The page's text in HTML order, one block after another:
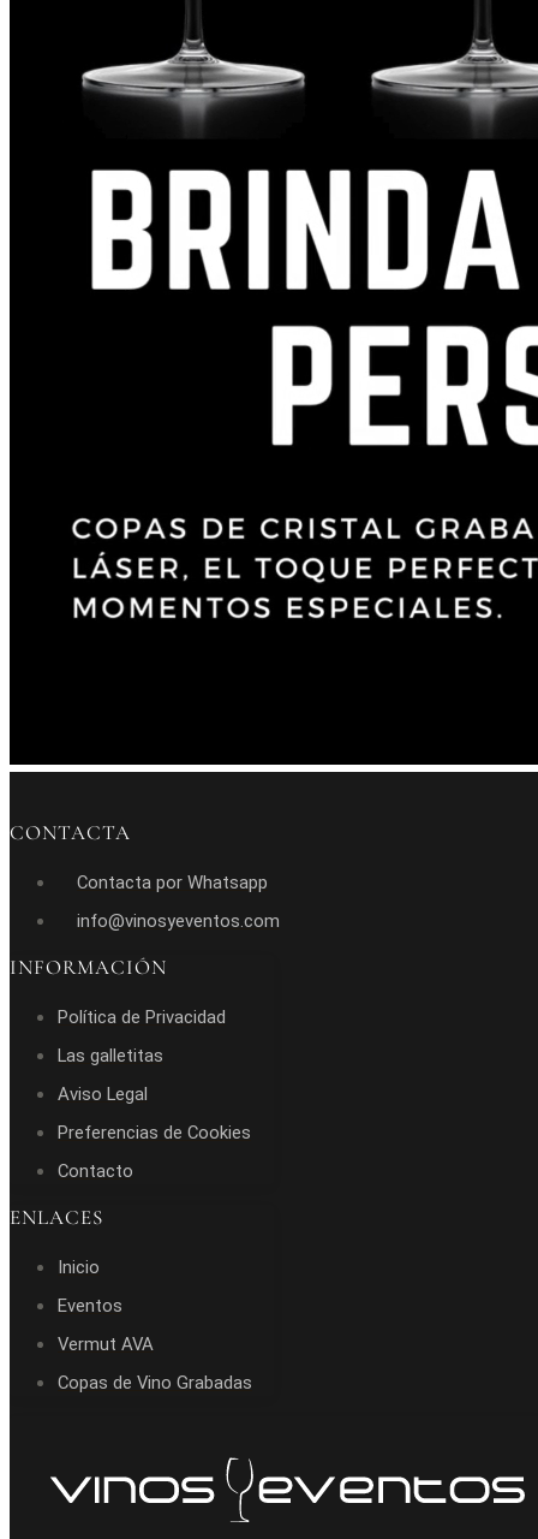
CONTACTA
Contacta por Whatsapp
info@vinosyeventos.com
INFORMACIÓN
Política de Privacidad
Las galletitas
Aviso Legal
Preferencias de Cookies
Contacto
ENLACES
Inicio
Eventos
Vermut AVA
Copas de Vino Grabadas